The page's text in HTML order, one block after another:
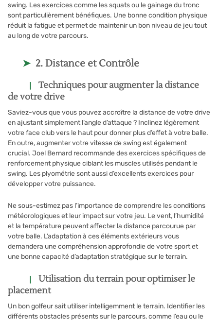
swing. Les exercices comme les squats ou le gainage du tronc
sont particulièrement bénéfiques. Une bonne condition physique
réduit la fatigue et permet de maintenir un bon niveau de jeu tout
au long de votre parcours.
2. Distance et Contrôle
Techniques pour augmenter la distance
de votre drive
Saviez-vous que vous pouvez accroître la distance de votre drive
en ajustant simplement l’angle d’attaque ? Inclinez légèrement
votre face club vers le haut pour donner plus d’effet à votre balle.
En outre, augmenter votre vitesse de swing est également
crucial. Joel Bernard recommande des exercices spécifiques de
renforcement physique ciblant les muscles utilisés pendant le
swing. Les plyométrie sont aussi d’excellents exercices pour
développer votre puissance.
Ne sous-estimez pas l’importance de comprendre les conditions
météorologiques et leur impact sur votre jeu. Le vent, l’humidité
et la température peuvent affecter la distance parcourue par
votre balle. L’adaptation à ces éléments extérieurs vous
demandera une compréhension approfondie de votre sport et
une bonne capacité d’adaptation stratégique sur le terrain.
Utilisation du terrain pour optimiser le
placement
Un bon golfeur sait utiliser intelligemment le terrain. Identifier les
différents obstacles présents sur le parcours, comme l’eau ou le